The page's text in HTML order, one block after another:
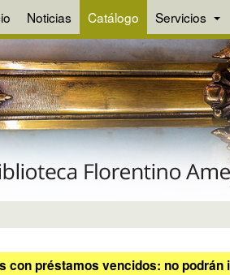
Noticias Catálogo Servicios
con préstamos vencidos: no